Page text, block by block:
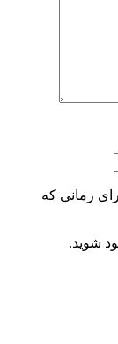
زمانی که
شوید.